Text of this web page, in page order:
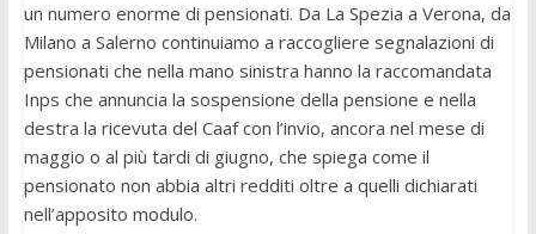
un numero enorme di pensionati. Da La Spezia a Verona, da
Milano a Salerno continuiamo a raccogliere segnalazioni di
pensionati che nella mano sinistra hanno la raccomandata
Inps che annuncia la sospensione della pensione e nella
destra la ricevuta del Caaf con l’invio, ancora nel mese di
maggio o al più tardi di giugno, che spiega come il
pensionato non abbia altri redditi oltre a quelli dichiarati
nell’apposito modulo.